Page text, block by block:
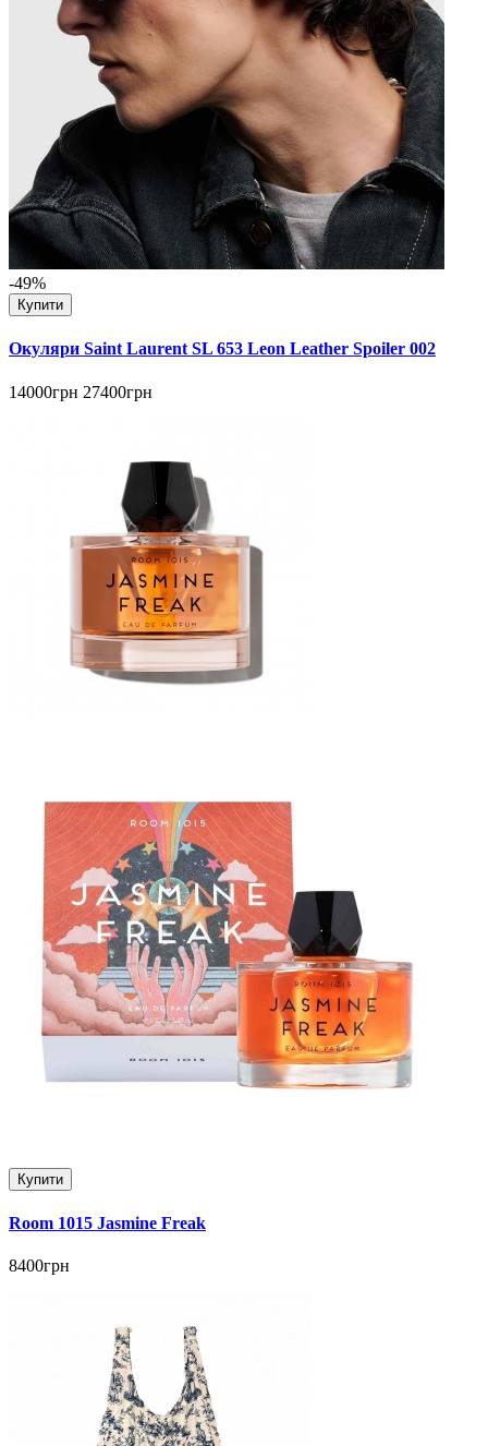
-49%
Купити
Окуляри Saint Laurent SL 653 Leon Leather Spoiler 002
14000грн 27400грн
Купити
Room 1015 Jasmine Freak
8400грн